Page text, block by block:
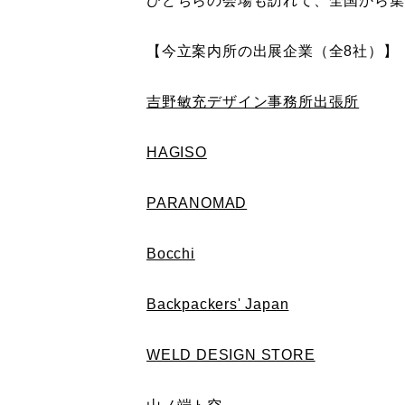
【今立案内所の出展企業（全8社）】
吉野敏充デザイン事務所出張所
HAGISO
PARANOMAD
Bocchi
Backpackers' Japan
WELD DESIGN STORE